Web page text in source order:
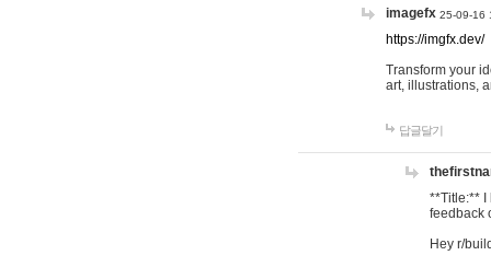
imagefx 25-09-16
https://imgfx.dev/
Transform your
art, illustrations,
답글달기
**Title:** I
feedback
Hey r/